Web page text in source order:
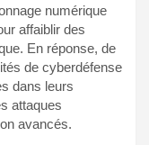
numérique
affaiblir des
En réponse, de
de cyberdéfense
dans leurs
attaques
avancés.